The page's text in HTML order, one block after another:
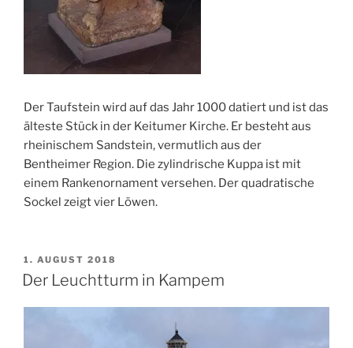
Der Taufstein wird auf das Jahr 1000 datiert und ist das
älteste Stück in der Keitumer Kirche. Er besteht aus
rheinischem Sandstein, vermutlich aus der
Bentheimer Region. Die zylindrische Kuppa ist mit
einem Rankenornament versehen. Der quadratische
Sockel zeigt vier Löwen.
VERÖFFENTLICHT
AM
1. AUGUST 2018
Der Leuchtturm in Kampem